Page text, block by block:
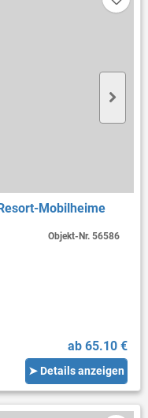
Mobilheime
ab 65.10 €
➤ Details anzeigen
Objekt-Nr.56586